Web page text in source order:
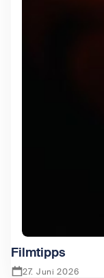
Filmtipps
27. Juni 2026